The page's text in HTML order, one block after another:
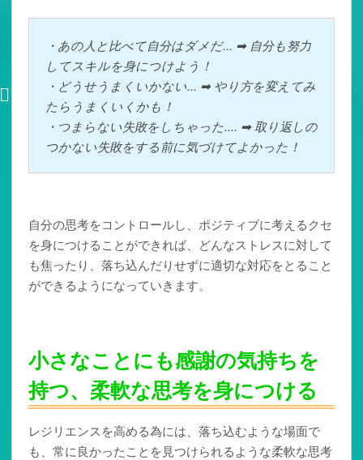
・あの人と比べて自分はダメだ... ➡ 自分も努力
してスキルを身につけよう！
・どうせうまくいかない... ➡ やり方を変えてみ
たらうまくいくかも！
・つまらない失敗をしちゃった.... ➡ 取り返しの
つかない失敗をする前に気づけてよかった！
自分の思考をコントロールし、ポジティブに考えるクセ
を身につけることができれば、どんなストレスに対して
も焦ったり、落ち込んだりせずに適切な対応をとること
ができるようになっていきます。
小さなことにも感謝の気持ちを
持つ、柔軟な思考を身につける
レジリエンスを高める為には、落ち込むような場面で
も、常に良かったことを見つけられるような柔軟な思考